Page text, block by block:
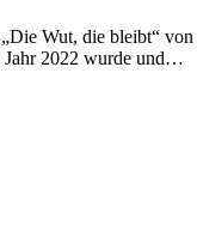
Wut, die bleibt“
Jahr 2022 wurde und…